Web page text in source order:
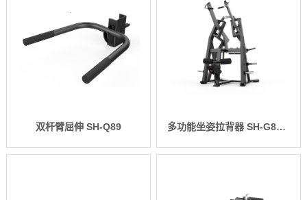
双杆臂屈伸 SH-Q89 多功能坐姿拉背器 SH-G8927